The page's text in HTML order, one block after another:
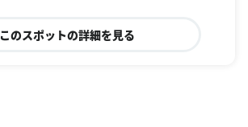
このスポットの詳細を見る